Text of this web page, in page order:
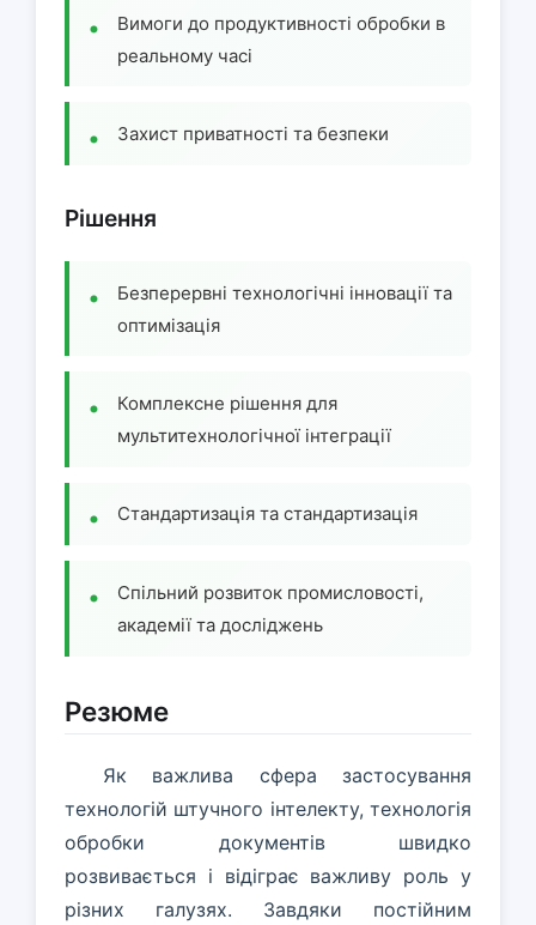
Вимоги до продуктивності обробки в
реальному часі
Захист приватності та безпеки
Рішення
Безперервні технологічні інновації та
оптимізація
Комплексне рішення для
мультитехнологічної інтеграції
Стандартизація та стандартизація
Спільний розвиток промисловості,
академії та досліджень
Резюме
Як важлива сфера застосування
технологій штучного інтелекту, технологія
обробки документів швидко
розвивається і відіграє важливу роль у
різних галузях. Завдяки постійним